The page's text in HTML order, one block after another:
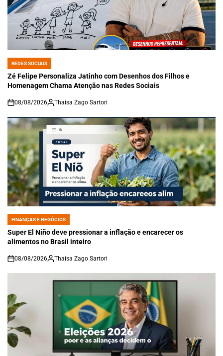
POSTED
IN
REDES SOCIAIS
Zé Felipe Personaliza Jatinho com Desenhos dos Filhos e
Homenagem Chama Atenção nas Redes Sociais
on
08/08/2026 Thaisa Zago Sartori
POSTED
IN
FINANÇAS E NEGÓCIOS
Super El Niño deve pressionar a inflação e encarecer os
alimentos no Brasil inteiro
on
08/08/2026 Thaisa Zago Sartori